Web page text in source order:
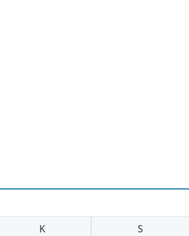
K S